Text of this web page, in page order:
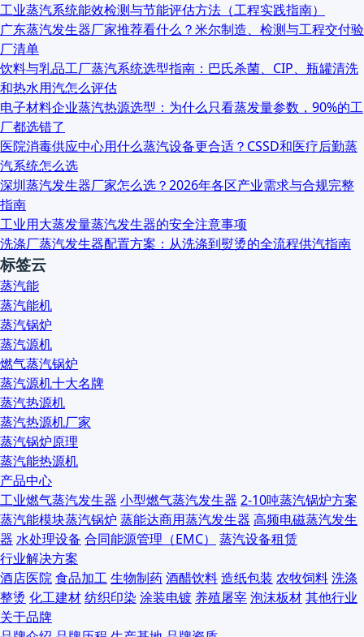
工业蒸汽系统能效检测与节能评估方法（工程实践指南）
广东蒸汽发生器厂家推荐看什么？米尔制造、检测与工程交付验
厂清单
饮料与乳品工厂蒸汽系统选型指南：巴氏杀菌、CIP、瓶罐清洗
和热水用汽怎么评估
电子材料企业蒸汽热源选型：为什么只看蒸发量参数，90%的工
厂都选错了
医院消毒供应中心用什么蒸汽设备更合适？CSSD和医疗后勤蒸
汽系统怎么选
深圳蒸汽发生器厂家怎么选？2026年各区产业需求与合规完整
指南
工业用大蒸发量蒸汽发生器的安全注意事项
洗涤厂蒸汽发生器配置方案：从洗涤到熨烫的全流程供汽指南
标签云
蒸汽能
蒸汽能机
蒸汽锅炉
蒸汽源机
燃气蒸汽锅炉
蒸汽源机十大名牌
蒸汽热源机
蒸汽热源机厂家
蒸汽锅炉原理
蒸汽能热源机
产品中心
工业燃气蒸汽发生器 小型燃气蒸汽发生器 2-10吨蒸汽锅炉方案
蒸汽能模块蒸汽锅炉 蒸能达商用蒸汽发生器 高频电磁蒸汽发生
器 水处理设备 合同能源管理（EMC）
蒸汽设备租赁
行业解决方案
酒店医院食品加工生物制药酒醋饮料造纸包装 农牧饲料洗涤
整烫 化工建材纺织印染 涂装电镀 养殖屠宰泡沫板材其他行业
关于品牌